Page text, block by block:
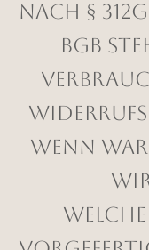
Nach §
BGB
wenn